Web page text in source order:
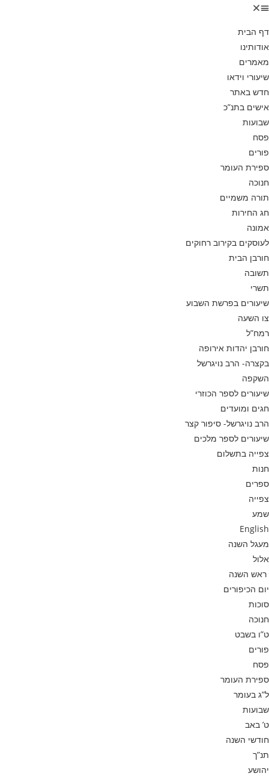
דף הבית
אודותינו
מאמרים
שיעורי וידאו
חדש באתר
אישים בתנ”כ
שבועות
פסח
פורים
ספירת העומר
חנוכה
תורה משמיים
חג החירות
אמונה
לעוסקים בקירוב רחוקים
חורבן הבית
תשובה
תשרי
שיעורים בפרשת השבוע
צו השעה
רמח”ל
חורבן יהדות אירופה
בקצרה- הרב נויגרשל
השקפה
שיעורים לספר הכוזרי
חגים ומועדים
הרב נויגרשל- סיפור קצר
שיעורים לספר מלכים
צפייה בתשלום
חנות
ספרים
צפייה
שמע
English
מעגל השנה
אלול
ראש השנה
יום הכיפורים
סוכות
חנוכה
ט”ו בשבט
פורים
פסח
ספירת העומר
ל”ג בעומר
שבועות
ט’ באב
חודשי השנה
תנ”ך
יהושע